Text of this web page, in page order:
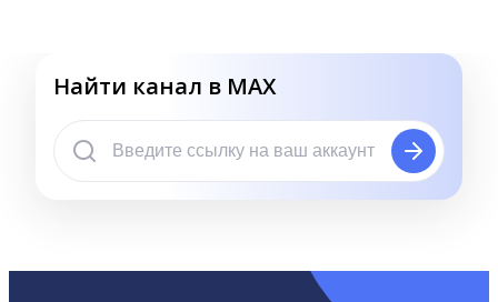
Найти канал в MAX